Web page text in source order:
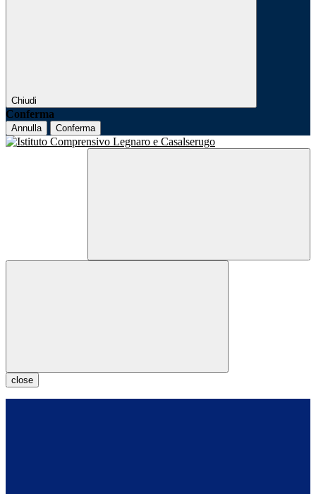
Chiudi
Conferma
Annulla Conferma
close